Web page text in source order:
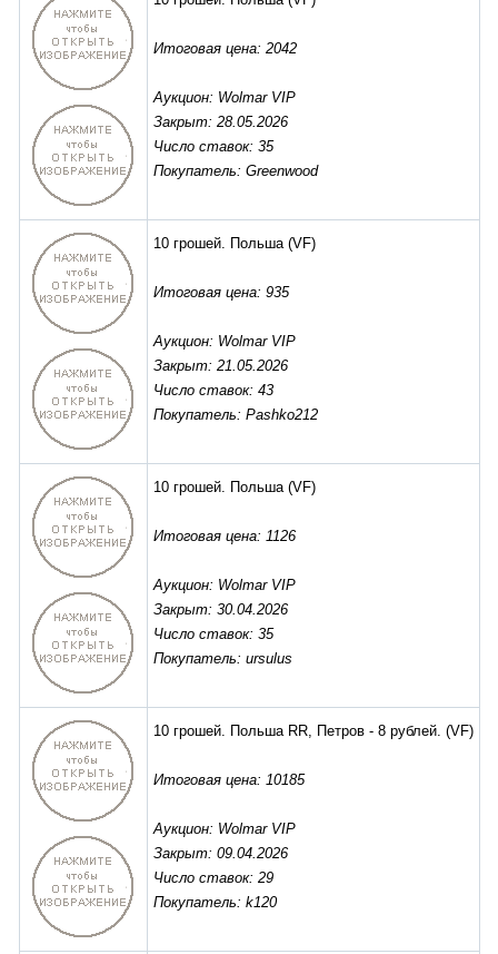
Итоговая цена: 2042
Аукцион: Wolmar VIP
Закрыт: 28.05.2026
Число ставок: 35
Покупатель: Greenwood
10 грошей. Польша(VF)
Итоговая цена: 935
Аукцион: Wolmar VIP
Закрыт: 21.05.2026
Число ставок: 43
Покупатель: Pashko212
10 грошей. Польша(VF)
Итоговая цена: 1126
Аукцион: Wolmar VIP
Закрыт: 30.04.2026
Число ставок: 35
Покупатель: ursulus
10 грошей. Польша RR, Петров - 8 рублей. (VF)
Итоговая цена: 10185
Аукцион: Wolmar VIP
Закрыт: 09.04.2026
Число ставок: 29
Покупатель: k120